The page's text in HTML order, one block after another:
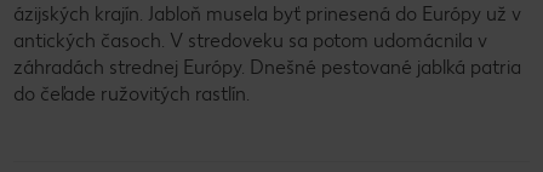
ázijských krajín. Jabloň musela byť prinesená do Európy už v
antických časoch. V stredoveku sa potom udomácnila v
záhradách strednej Európy. Dnešné pestované jablká patria
do čeľade ružovitých rastlín.